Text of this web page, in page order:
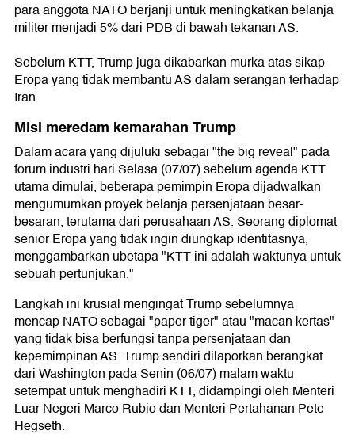
para anggota NATO berjanji untuk meningkatkan belanja
militer menjadi 5% dari PDB di bawah tekanan AS.
Sebelum KTT, Trump juga dikabarkan murka atas sikap
Eropa yang tidak membantu AS dalam serangan terhadap
Iran.
Misi meredam kemarahan Trump
Dalam acara yang dijuluki sebagai "the big reveal" pada
forum industri hari Selasa (07/07) sebelum agenda KTT
utama dimulai, beberapa pemimpin Eropa dijadwalkan
mengumumkan proyek belanja persenjataan besar-
besaran, terutama dari perusahaan AS. Seorang diplomat
senior Eropa yang tidak ingin diungkap identitasnya,
menggambarkan ubetapa "KTT ini adalah waktunya untuk
sebuah pertunjukan."
Langkah ini krusial mengingat Trump sebelumnya
mencap NATO sebagai "paper tiger" atau "macan kertas"
yang tidak bisa berfungsi tanpa persenjataan dan
kepemimpinan AS. Trump sendiri dilaporkan berangkat
dari Washington pada Senin (06/07) malam waktu
setempat untuk menghadiri KTT, didampingi oleh Menteri
Luar Negeri Marco Rubio dan Menteri Pertahanan Pete
Hegseth.